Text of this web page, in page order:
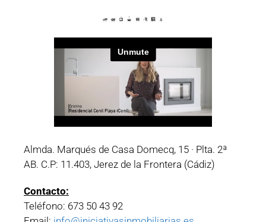
Almda. Marqués de Casa Domecq, 15 · Plta. 2ª
AB. C.P: 11.403, Jerez de la Frontera (Cádiz)
Contacto:
Teléfono: 673 50 43 92